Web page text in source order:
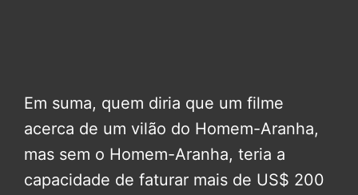
Em suma, quem diria que um filme
acerca de um vilão do Homem-Aranha,
mas sem o Homem-Aranha, teria a
capacidade de faturar mais de US$ 200